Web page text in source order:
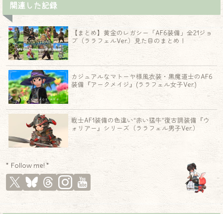
関連した記録
【まとめ】黄金のレガシー「AF6装備」全21ジョ
ブ（ララフェルVer.）見た目のまとめ！
カジュアルなマトーヤ様風衣装・黒魔道士のAF6
装備『アークメイジ』(ララフェル女子Ver.)
戦士AF1装備の色違い“赤い猛牛”復古調装備『ウ
ォリアー』シリーズ（ララフェル男子Ver.）
* Follow me! *